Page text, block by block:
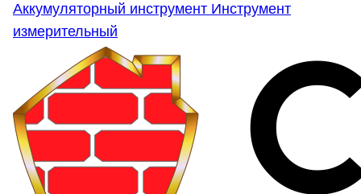
Аккумуляторный инструмент Инструмент
измерительный